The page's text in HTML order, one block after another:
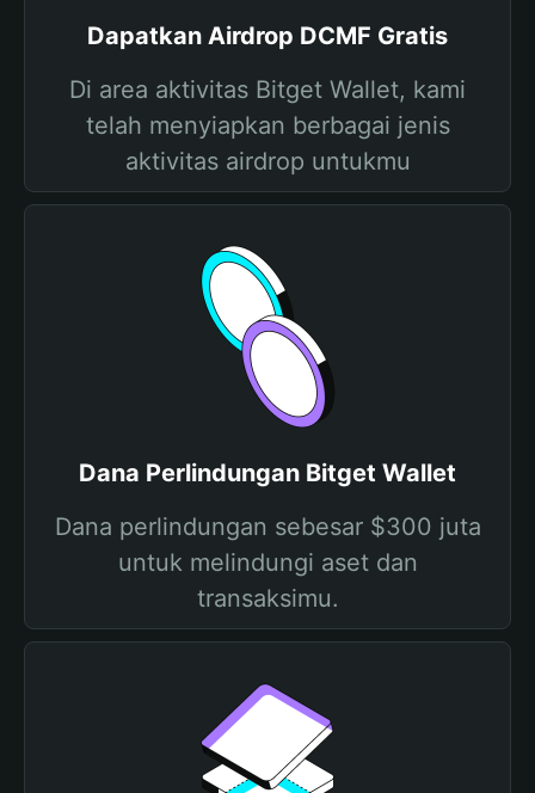
Dapatkan Airdrop DCMF Gratis
Di area aktivitas Bitget Wallet, kami
telah menyiapkan berbagai jenis
aktivitas airdrop untukmu
Dana Perlindungan Bitget Wallet
Dana perlindungan sebesar $300 juta
untuk melindungi aset dan
transaksimu.